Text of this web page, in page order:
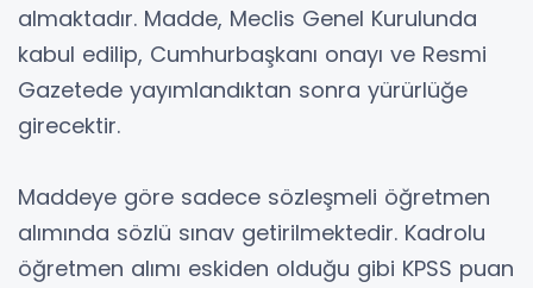
almaktadır. Madde, Meclis Genel Kurulunda
kabul edilip, Cumhurbaşkanı onayı ve Resmi
Gazetede yayımlandıktan sonra yürürlüğe
girecektir.
Maddeye göre sadece sözleşmeli öğretmen
alımında sözlü sınav getirilmektedir. Kadrolu
öğretmen alımı eskiden olduğu gibi KPSS puan